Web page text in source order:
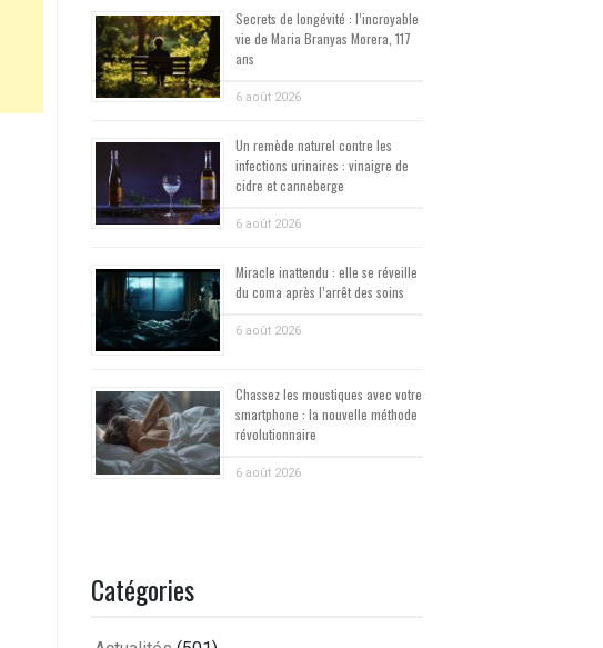
Secrets de longévité : l’incroyable
vie de Maria Branyas Morera, 117
ans
6 août 2026
Un remède naturel contre les
infections urinaires : vinaigre de
cidre et canneberge
6 août 2026
Miracle inattendu : elle se réveille
du coma après l’arrêt des soins
6 août 2026
Chassez les moustiques avec votre
smartphone : la nouvelle méthode
révolutionnaire
6 août 2026
Catégories